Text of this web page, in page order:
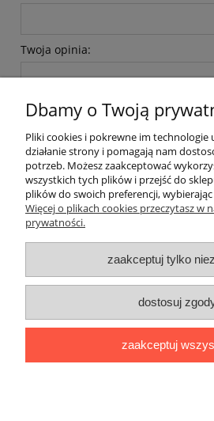
Twoja opinia:
Inteligentny dom ( POCKET
Promocje i transport gratis
Polityka prywatności
Promocyjne Ceny|Wiklinowa 24, 21-010
Dbamy o Twoją
Pliki cookies i pokrewne im
działanie strony i pomagają nam
potrzeb. Możesz zaakceptować
wszystkich tych plików i przejść do
plików do swoich preferencji,
Więcej o plikach cookies przeczytasz w
prywatności.
zaakceptuj tylko
dostosuj
zaakceptuj